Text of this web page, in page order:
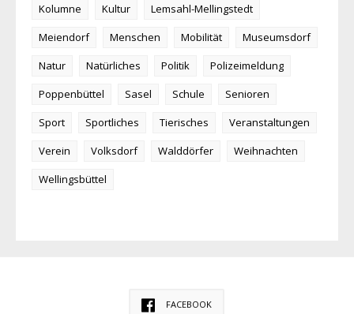
Kolumne
Kultur
Lemsahl-Mellingstedt
Meiendorf
Menschen Mobilität
Museumsdorf
Natur
Natürliches Politik
Polizeimeldung
Poppenbüttel
Sasel Schule
Senioren
Sport
Sportliches Tierisches
Veranstaltungen
Verein
Volksdorf Walddörfer
Weihnachten
Wellingsbüttel
FACEBOOK